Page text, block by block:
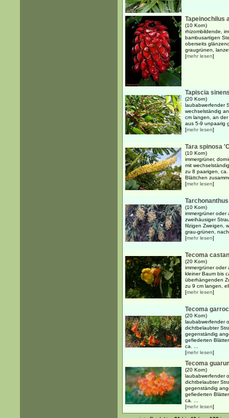
Tapeinochilus
(10 Korn)
rhizombildende,
bambusartigen
oberseits
graugrünen,
[mehr lesen]
Tapiscia
(20 Korn)
laubabwerfender
wechselständig
cm langen, an
aus 5-9 unpaarig
[mehr lesen]
Tara spinosa
(10 Korn)
immergrüner,
mit
zu 8 paarigen,
Blättchen
[mehr lesen]
(10 Korn)
immergrüner oder
zweihäusiger
filzigen Zweigen,
grau-grünen,
[mehr lesen]
Tecoma
(20 Korn)
immergrüner oder
kleiner Baum bis
überhängenden
zu 9 cm langen,
[mehr lesen]
Tecoma
(20 Korn)
laubabwerfender
dichtbelaubter
gegenständig
gefiederten
ca. ...
[mehr lesen]
Tecoma
(20 Korn)
laubabwerfender
dichtbelaubter
gegenständig
gefiederten
ca. ...
[mehr lesen]